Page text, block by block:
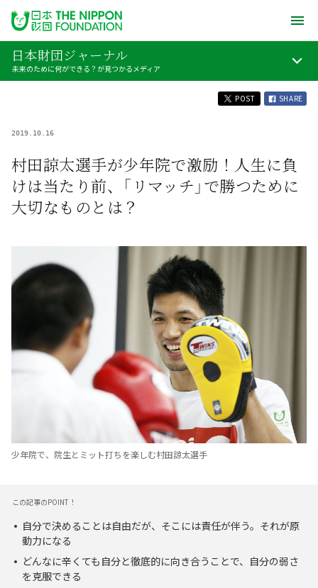
日本財団ジャーナル
未来のために何ができる？が見つかるメディア
POST SHARE
2019.10.16
村田諒太選手が少年院で激励！人生に負
けは当たり前、「リマッチ」で勝つために
大切なものとは？
少年院で、院生とミット打ちを楽しむ村田諒太選手
この記事のPOINT！
自分で決めることは自由だが、そこには責任が伴う。それが原
動力になる
どんなに辛くても自分と徹底的に向き合うことで、自分の弱さ
を克服できる